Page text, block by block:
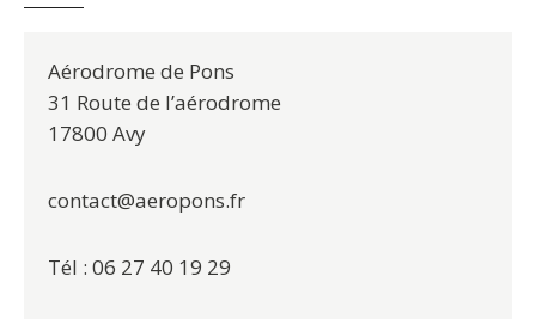
Aérodrome de Pons
31 Route de l’aérodrome
17800 Avy
contact@aeropons.fr
Tél : 06 27 40 19 29